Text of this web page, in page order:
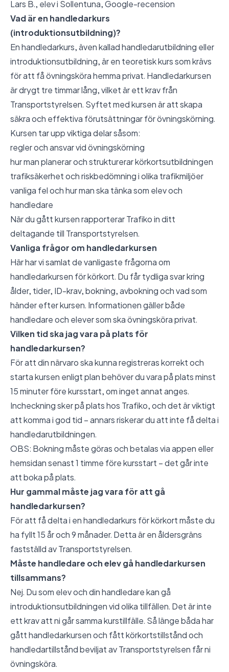
Lars B., elev i Sollentuna,Google-recension
Vad är en handledarkurs
(introduktionsutbildning)?
En handledarkurs, även kallad handledarutbildning eller
introduktionsutbildning, är en teoretisk kurs som krävs
för att få övningsköra hemma privat. Handledarkursen
är drygt tre timmar lång, vilket är ett krav från
Transportstyrelsen. Syftet med kursen är att skapa
säkra och effektiva förutsättningar för övningskörning.
Kursen tar upp viktiga delar såsom:
regler och ansvar vid övningskörning
hur man planerar och strukturerar körkortsutbildningen
trafiksäkerhet och riskbedömning i olika trafikmiljöer
vanliga fel och hur man ska tänka som elev och
handledare
När du gått kursen rapporterar Trafiko in ditt
deltagande till Transportstyrelsen.
Vanliga frågor om handledarkursen
Här har vi samlat de vanligaste frågorna om
handledarkursen för körkort. Du får tydliga svar kring
ålder, tider, ID-krav, bokning, avbokning och vad som
händer efter kursen. Informationen gäller både
handledare och elever som ska övningsköra privat.
Vilken tid ska jag vara på plats för
handledarkursen?
För att din närvaro ska kunna registreras korrekt och
starta kursen enligt plan behöver du vara på plats minst
15 minuter före kursstart, om inget annat anges.
Incheckning sker på plats hos Trafiko, och det är viktigt
att komma i god tid – annars riskerar du att inte få delta i
handledarutbildningen.
OBS: Bokning måste göras och betalas via appen eller
hemsidan senast 1 timme före kursstart – det går inte
att boka på plats.
Hur gammal måste jag vara för att gå
handledarkursen?
För att få delta i en handledarkurs för körkort måste du
ha fyllt 15 år och 9 månader. Detta är en åldersgräns
fastställd av Transportstyrelsen.
Måste handledare och elev gå handledarkursen
tillsammans?
Nej. Du som elev och din handledare kan gå
introduktionsutbildningen vid olika tillfällen. Det är inte
ett krav att ni går samma kurstillfälle. Så länge båda har
gått handledarkursen och fått körkortstillstånd och
handledartillstånd beviljat av Transportstyrelsen får ni
övningsköra.